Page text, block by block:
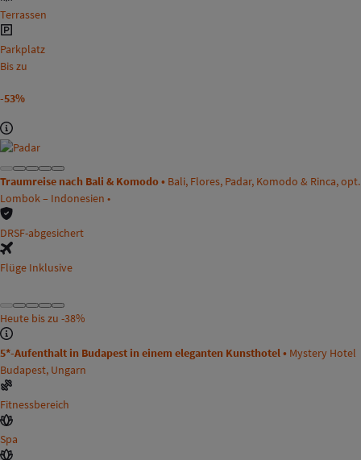
Terrassen
Parkplatz
Bis zu
-53%
Traumreise nach Bali & Komodo • Bali, Flores, Padar, Komodo & Rinca, opt.
Lombok – Indonesien •
DRSF-abgesichert
Flüge Inklusive
Heute bis zu -38%
5*-Aufenthalt in Budapest in einem eleganten Kunsthotel • Mystery Hotel
Budapest, Ungarn
Fitnessbereich
Spa